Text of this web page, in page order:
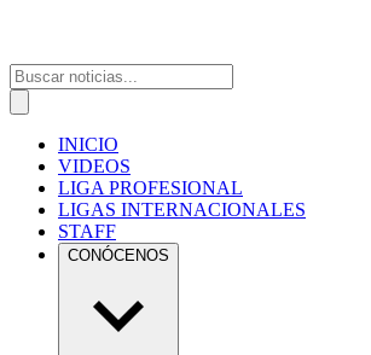
INICIO
VIDEOS
LIGA PROFESIONAL
LIGAS INTERNACIONALES
STAFF
CONÓCENOS